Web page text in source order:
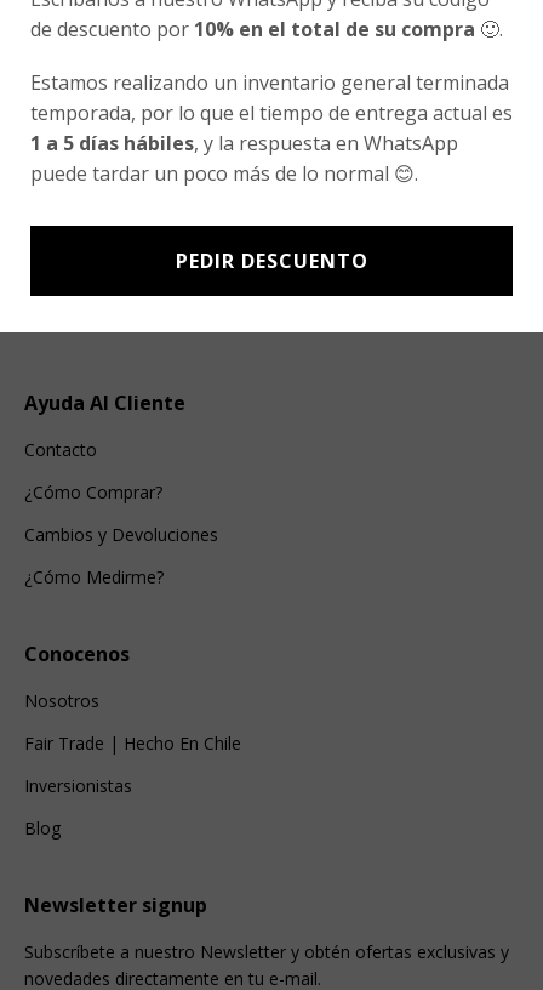
Ventas Por Mayor
Uniforme Escolar Genéricos
Ayuda Al Cliente
Contacto
¿Cómo Comprar?
Cambios y Devoluciones
¿Cómo Medirme?
Conocenos
Nosotros
Fair Trade | Hecho En Chile
Inversionistas
Blog
Newsletter signup
Subscríbete a nuestro Newsletter y obtén ofertas exclusivas y
novedades directamente en tu e-mail.
de descuento por 10% en el total de su compra 🙂.
Estamos realizando un inventario general terminada
temporada, por lo que el tiempo de entrega actual es
1 a 5 días hábiles, y la respuesta en WhatsApp
puede tardar un poco más de lo normal 😊.
PEDIR DESCUENTO